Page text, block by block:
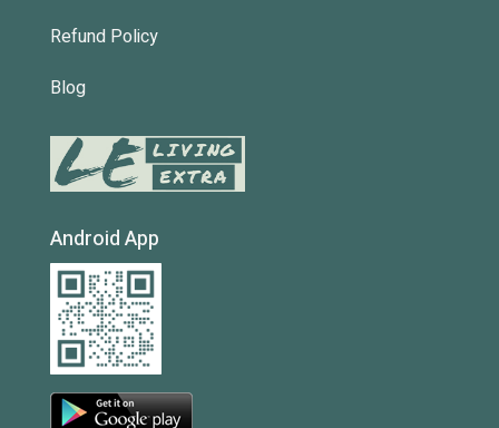
Refund Policy
Blog
Android App